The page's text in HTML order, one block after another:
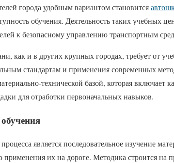
города удобным вариантом становится
обучения. Деятельность таких учебных
к безопасному управлению транспортным
как и в других крупных городах, требует от
стандартам и применения современных
технической базой, которая включает
для отработки первоначальных навыков.
является последовательное изучение
применения их на дороге. Методика строится на